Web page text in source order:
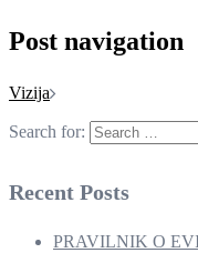
Post navigation
Vizija
Search for:
Recent Posts
PRAVILNIK O